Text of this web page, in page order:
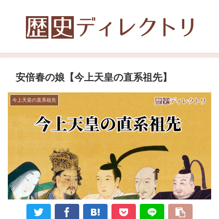
安倍春の娘【今上天皇の直系祖先】
今上天皇の直系祖先